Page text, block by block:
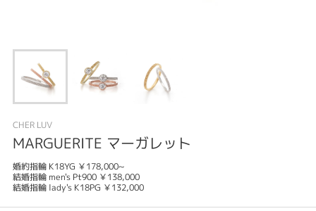
CHER LUV
MARGUERITE マーガレット
婚約指輪 K18YG ￥178,000~
結婚指輪 men's Pt900 ￥138,000
結婚指輪 lady's K18PG ￥132,000